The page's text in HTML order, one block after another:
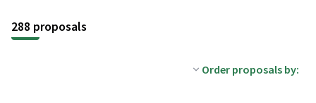
288 proposals
Order proposals by: